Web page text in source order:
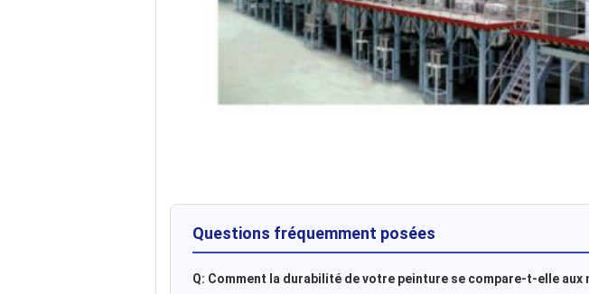
Questions fréquemment posées
Q: Comment la durabilité de votre peinture se compare-t-elle aux